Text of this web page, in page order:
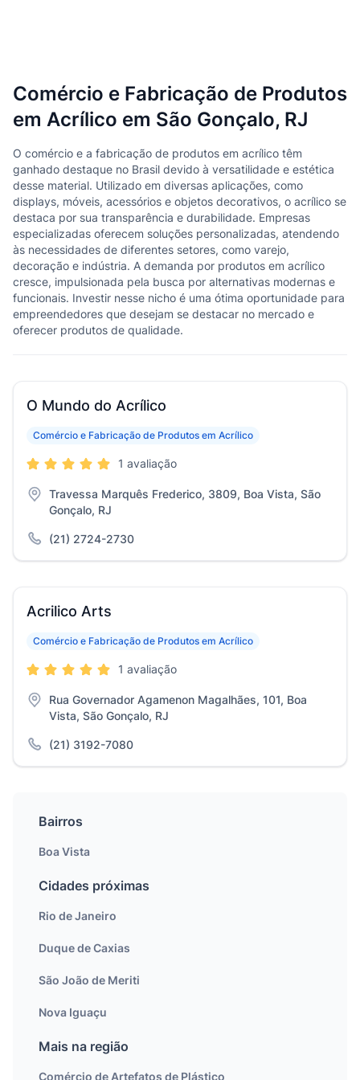
Comércio e Fabricação de Produtos
em Acrílico em São Gonçalo, RJ
O comércio e a fabricação de produtos em acrílico têm
ganhado destaque no Brasil devido à versatilidade e estética
desse material. Utilizado em diversas aplicações, como
displays, móveis, acessórios e objetos decorativos, o acrílico se
destaca por sua transparência e durabilidade. Empresas
especializadas oferecem soluções personalizadas, atendendo
às necessidades de diferentes setores, como varejo,
decoração e indústria. A demanda por produtos em acrílico
cresce, impulsionada pela busca por alternativas modernas e
funcionais. Investir nesse nicho é uma ótima oportunidade para
empreendedores que desejam se destacar no mercado e
oferecer produtos de qualidade.
O Mundo do Acrílico
Comércio e Fabricação de Produtos em Acrílico
1 avaliação
Travessa Marquês Frederico, 3809, Boa Vista, São
Gonçalo, RJ
(21) 2724-2730
Acrilico Arts
Comércio e Fabricação de Produtos em Acrílico
1 avaliação
Rua Governador Agamenon Magalhães, 101, Boa
Vista, São Gonçalo, RJ
(21) 3192-7080
Bairros
Boa Vista
Cidades próximas
Rio de Janeiro
Duque de Caxias
São João de Meriti
Nova Iguaçu
Mais na região
Comércio de Artefatos de Plástico